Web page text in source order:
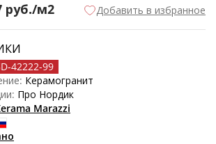
руб./м2 Добавить в избранное
42222-99
Керамогранит
Про Нордик
Marazzi